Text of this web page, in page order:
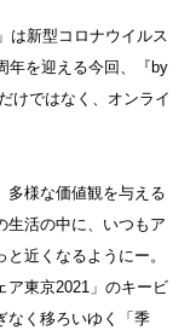
は新型コロナウイルス
年を迎える今回、『by
けではなく、オンライ
多様な価値観を与える
生活の中に、いつもア
近くなるようにー。
ア東京2021」のキービ
なく移ろいゆく「季